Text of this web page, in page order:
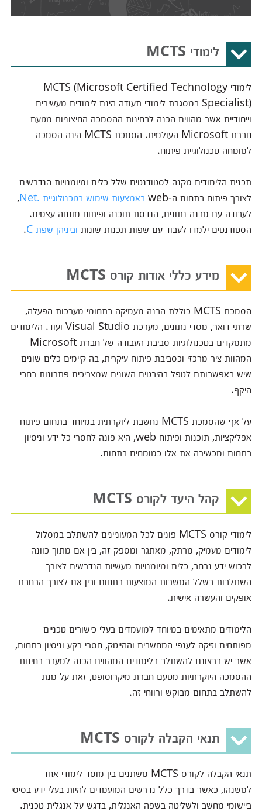
לימודי MCTS
לימודי MCTS (Microsoft Certified Technology
Specialist) במסגרת לימודי תעודה הינם לימודים מעשירים
וייחודיים אשר מהווים הכנה לבחינות ההסמכה החיצוניות מטעם
חברת Microsoft העולמית. הסמכת MCTS הינה הסמכה
למומחה טכנולוגיית פיתוח.
תכנית הלימודים מקנה לסטודנטים שלל כלים ומיומנויות הנדרשים
לצורך פיתוח בתחום ה-web
באמצעות שימוש בטכנולוגיית .Net
,
לעבודה עם מבנה נתונים, הנדסת תוכנה ופיתוח מונחה עצמים.
הסטודנטים ילמדו לעבוד עם שפות תכנות שונות וביניהן שפת C .
מידע כללי אודות קורס MCTS
הסמכת MCTS כוללת הבנה מעמיקה בתחומי מערכות הפעלה,
שרתי דואר, מסדי נתונים, מערכת Visual Studio ועוד. הלימודים
מתמקדים בטכנולוגיות סביבת העבודה של חברת Microsoft
המהוות ציר מרכזי וכסביבת פיתוח עיקרית, בה קיימים כלים שונים
שיש באפשרותם לטפל בהיבטים השונים שמצריכים פתרונות רחבי
היקף.
על אף שהסמכת MCTS נחשבת ליוקרתית במיוחד בתחום פיתוח
אפליקציות, תוכנות ופיתוח web, היא פונה לחסרי כל ידע וניסיון
בתחום ומכשירה את אלו כמומחים בתחום.
קהל היעד לקורס MCTS
לימודי קורס MCTS פונים לכל המעוניינים להשתלב במסלול
לימודים מעמיק, מרתק, מאתגר ומספק זה, בין אם מתוך כוונה
לרכוש ידע נרחב, כלים ומיומנויות מעשיות הנדרשים לצורך
השתלבות בשלל המשרות המוצעות בתחום ובין אם לצורך הרחבת
אופקים והעשרה אישית.
הלימודים מתאימים במיוחד למועמדים בעלי כישורים טכניים
מפותחים וזיקה לענפי המחשבים וההייטק, חסרי רקע וניסיון בתחום,
אשר יש ברצונם להשתלב בלימודים המהווים הכנה למעבר בחינות
ההסמכה היוקרתיות מטעם חברת מיקרוסופט, זאת על מנת
להשתלב בתחום מבוקש ורווחי זה.
תנאי הקבלה לקורס MCTS
תנאי הקבלה לקורס MCTS משתנים בין מוסד לימודי אחד
למשנהו, כאשר בדרך כלל נדרשים המועמדים להיות בעלי ידע בסיסי
ביישומי מחשב ולשליטה בשפה האנגלית, בדגש על אנגלית טכנית.